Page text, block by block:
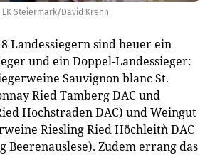
Steiermark/David Krenn
Landessiegern sind heuer ein
und ein Doppel-Landessieger:
Sauvignon blanc St.
Ried Tamberg DAC und
Hochstraden DAC) und Weingut
Riesling Ried Höchleit`n DAC
Beerenauslese). Zudem errang das